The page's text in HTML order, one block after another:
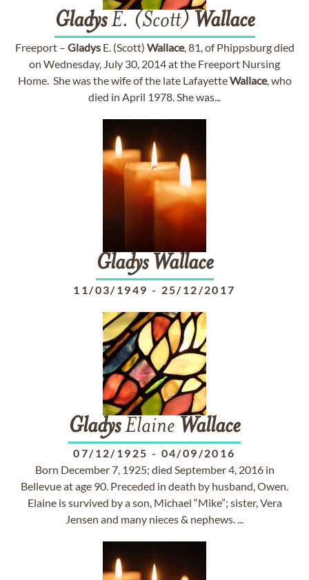
GladysE. (Scott) Wallace
Freeport – GladysE. (Scott) Wallace, 81, of Phippsburg died
on Wednesday, July 30, 2014 at the Freeport Nursing
Home. She was the wife of the late LafayetteWallace, who
died in April 1978. She was...
Gladys Wallace
11/03/1949 - 25/12/2017
GladysElaine Wallace
07/12/1925 - 04/09/2016
Born December 7, 1925; died September 4, 2016 in
Bellevue at age 90. Preceded in death by husband, Owen.
Elaine is survived by a son, Michael “Mike”; sister, Vera
Jensen and many nieces & nephews. ...